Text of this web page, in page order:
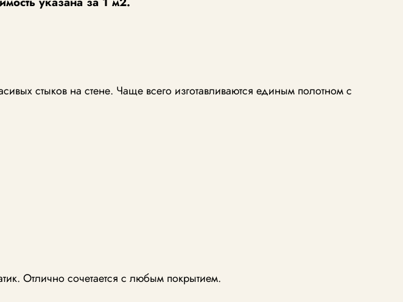
стыков на стене. Чаще всего изготавливаются единым полотном с
Отлично сочетается с любым покрытием.